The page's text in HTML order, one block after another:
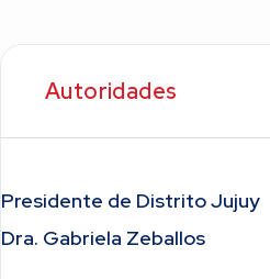
Autoridades
Presidente de Distrito Jujuy
Dra. Gabriela Zeballos